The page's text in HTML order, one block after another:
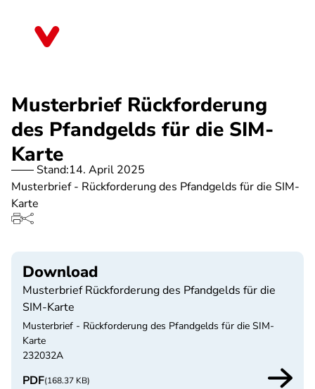
Musterbrief Rückforderung
des Pfandgelds für die SIM-
Karte
Stand:14. April 2025
Musterbrief - Rückforderung des Pfandgelds für die SIM-
Karte
Download
Musterbrief Rückforderung des Pfandgelds für die
SIM-Karte
Musterbrief - Rückforderung des Pfandgelds für die SIM-
Karte
232032A
PDF(168.37 KB)